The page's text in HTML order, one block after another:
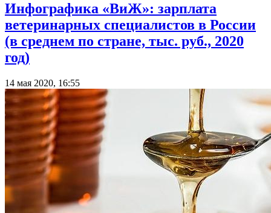
Инфографика «ВиЖ»: зарплата
ветеринарных специалистов в России
(в среднем по стране, тыс. руб., 2020
год)
14 мая 2020, 16:55